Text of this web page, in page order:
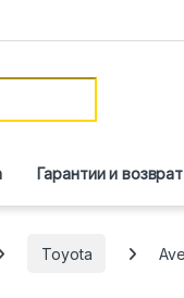
Гарантии и возврат
Toyota